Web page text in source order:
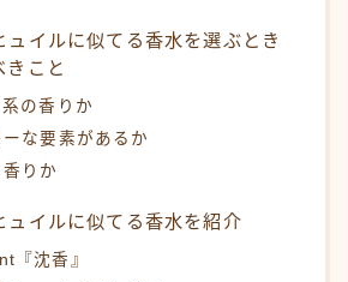
ュイルに似てる香水を選ぶとき
きこと
の香りか
な要素があるか
りか
ュイルに似てる香水を紹介
『沈香』